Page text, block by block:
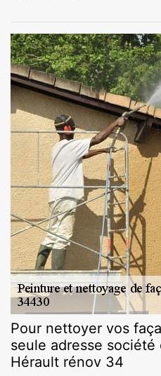
Pour nettoyer vos
seule adresse
Hérault rénov 34